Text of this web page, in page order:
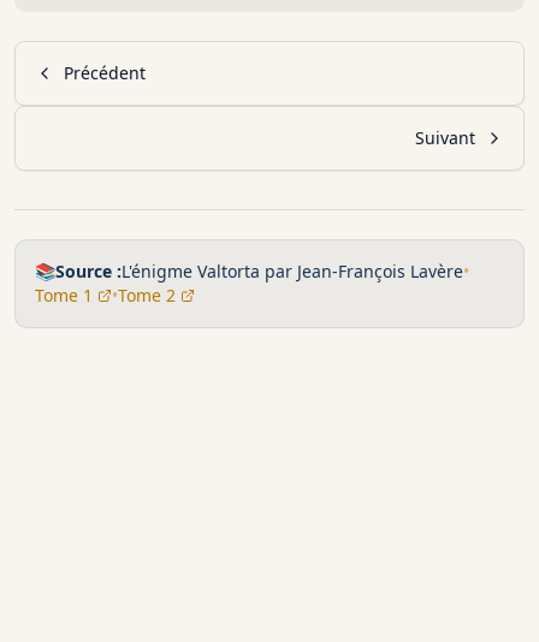
Précédent
Suivant
📚Source :L'énigme Valtorta par Jean-François Lavère•
Tome 1
•Tome 2